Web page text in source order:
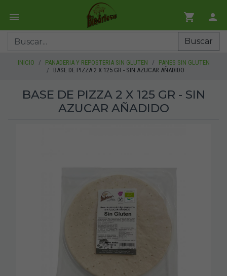
Buscar
INICIO PANADERIA Y REPOSTERIA SIN GLUTEN
PANES SIN GLUTEN
BASE DE PIZZA 2 X 125 GR - SIN AZUCAR AÑADIDO
BASE DE PIZZA 2 X 125 GR - SIN
AZUCAR AÑADIDO